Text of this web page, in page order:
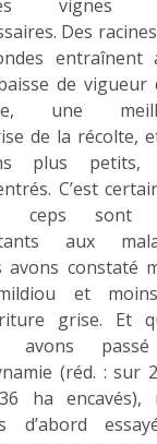
vignes
Des
entraînent
de vigueur
une
de la récolte,
plus petits,
C’est
ceps sont
aux
avons constaté
et
grise. Et
avons
(réd. : sur
ha encavés),
d’abord